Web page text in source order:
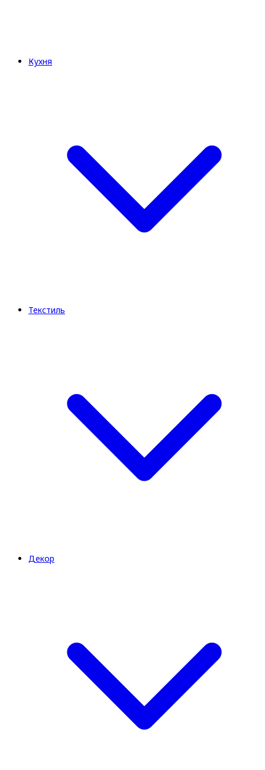
Кухня
Текстиль
Декор